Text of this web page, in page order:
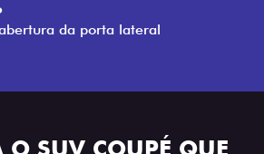
da porta lateral
O SUV COUPÉ QUE